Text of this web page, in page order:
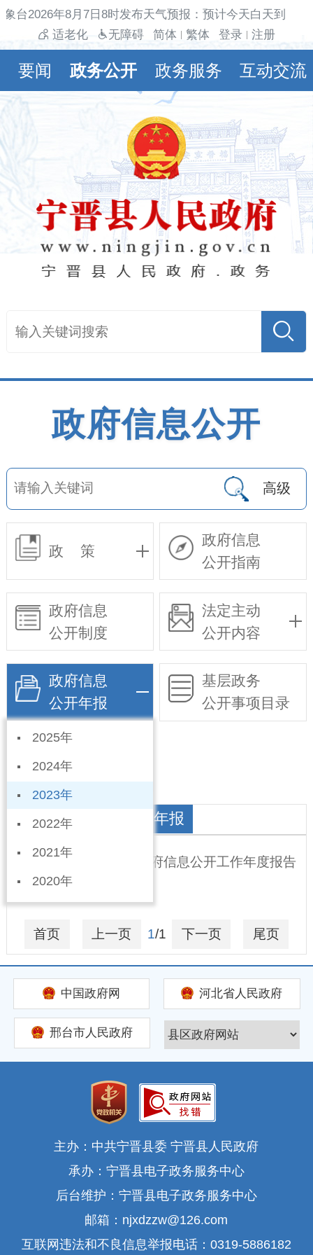
台2026年8月7日8时发布天气预报：预计今天白天到夜
适老化
无障碍 简体 繁体 登录 注册
要闻 政务公开 政务服务 互动交流
政府信息公开
高级
政 策
政府信息
公开指南
政府信息
公开制度
法定主动
公开内容
政府信息
公开年报
2025年
2024年
2023年
2022年
2021年
2020年
基层政务
公开事项目录
依申请公开
教育局政府信息公开年报
宁晋县教育局2023年政府信息公开工作年度报告
2024-03-08
首页 上一页 1/1 下一页 尾页
中国政府网 河北省人民政府
邢台市人民政府
主办：中共宁晋县委 宁晋县人民政府
承办：宁晋县电子政务服务中心
后台维护：宁晋县电子政务服务中心
邮箱：njxdzzw@126.com
互联网违法和不良信息举报电话：0319-5886182